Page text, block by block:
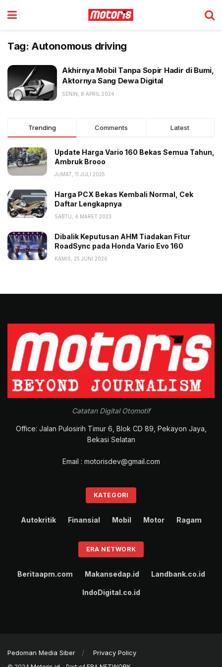
Tag: Autonomous driving
Akhirnya Mobil Tanpa Sopir Hadir di Bumi,
Aktornya Sang Dewa Digital
SENIN, 8 APRIL 2024
Trending Comments Latest
Update Harga Vario 160 Bekas Semua Tahun,
Ambruk Brooo
JUMAT, 11 JULI 2025
Harga PCX Bekas Kembali Normal, Cek
Daftar Lengkapnya
SABTU, 4 MARET 2023
Dibalik Keputusan AHM Tiadakan Fitur
RoadSync pada Honda Vario Evo 160
KAMIS, 25 JUNI 2026
Catatan Digital Otomotif
Office: Jalan Pulosirih Timur 6, Blok CD 89, Pekayon Jaya,
Bekasi Selatan
Email : motorisdev@gmail.com
KATEGORI
Autokritik Finansial Mobil Motor Ragam
ERA NETWORK
Beritaapm.com Makansedap.id Landbank.co.id
IndoDigital.co.id
Pedoman Media Siber Privacy Policy